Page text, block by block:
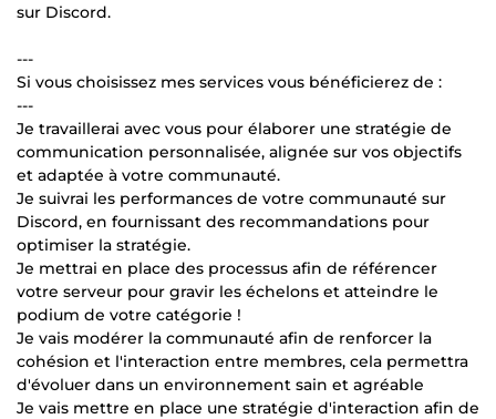
sur Discord.
---
Si vous choisissez mes services vous bénéficierez de :
---
Je travaillerai avec vous pour élaborer une stratégie de
communication personnalisée, alignée sur vos objectifs
et adaptée à votre communauté.
Je suivrai les performances de votre communauté sur
Discord, en fournissant des recommandations pour
optimiser la stratégie.
Je mettrai en place des processus afin de référencer
votre serveur pour gravir les échelons et atteindre le
podium de votre catégorie !
Je vais modérer la communauté afin de renforcer la
cohésion et l'interaction entre membres, cela permettra
d'évoluer dans un environnement sain et agréable
Je vais mettre en place une stratégie d'interaction afin de